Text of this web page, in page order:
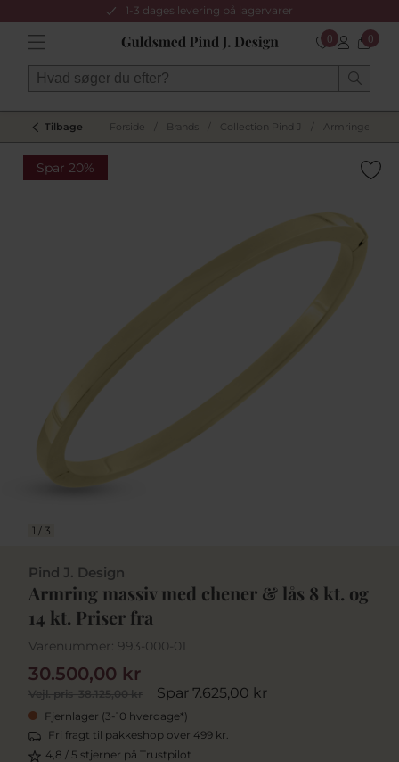
1-3 dages levering på lagervarer
0 0
Tilbage Forside Brands Collection Pind J Armringe
Spar 20%
1 / 3
Pind J. Design
Armring massiv med chener & lås 8 kt. og
14 kt. Priser fra
Varenummer: 993-000-01
Vejl. pris38.125,00 kr Spar 7.625,00 kr
30.500,00 kr
Fjernlager (3-10 hverdage*)
Fri fragt til pakkeshop over 499 kr.
4,8 / 5 stjerner på Trustpilot